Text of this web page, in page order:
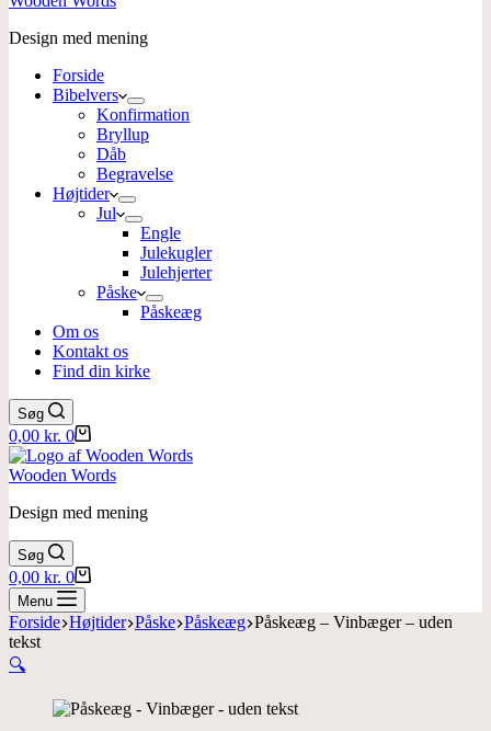
Design med mening
Forside
Bibelvers
Konfirmation
Bryllup
Dåb
Begravelse
Højtider
Jul
Engle
Julekugler
Julehjerter
Påske
Påskeæg
Om os
Kontakt os
Find din kirke
Søg
Indkøbskurv
0,00 kr. 0
Wooden Words
Design med mening
Søg
Indkøbskurv
0,00 kr. 0
Menu
Forside Højtider Påske Påskeæg Påskeæg – Vinbæger – uden
tekst
🔍